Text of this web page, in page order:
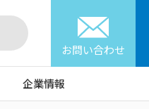
お問い合わせ
企業情報